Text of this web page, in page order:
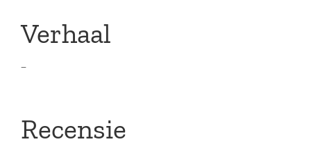
Verhaal
–
Recensie